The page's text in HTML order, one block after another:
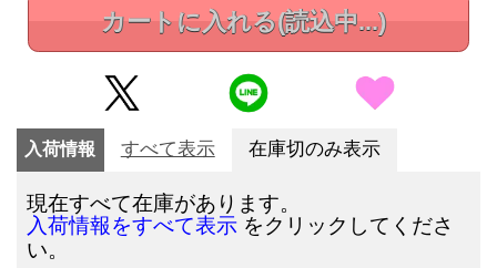
カートに入れる(読込中...)
入荷情報 すべて表示 在庫切のみ表示
現在すべて在庫があります。
入荷情報をすべて表示 をクリックしてくださ
い。